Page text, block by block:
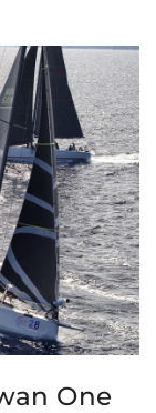
One